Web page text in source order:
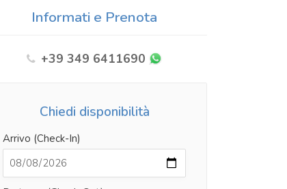
Informati e Prenota
+39 349 6411690
Chiedi disponibilità
Arrivo (Check-In)